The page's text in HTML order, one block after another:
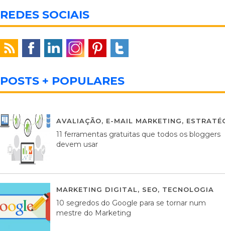
REDES SOCIAIS
POSTS + POPULARES
AVALIAÇÃO, E-MAIL MARKETING,
11 ferramentas gratuitas que todos os bloggers
devem usar
MARKETING DIGITAL, SEO, TECNOLOGIA
10 segredos do Google para se tornar num
mestre do Marketing